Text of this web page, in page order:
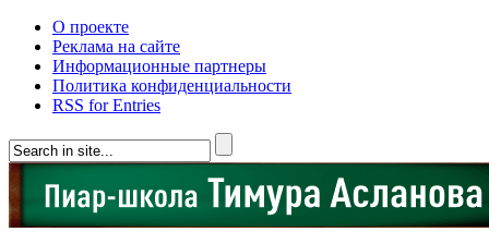
О проекте
Реклама на сайте
Информационные партнеры
Политика конфиденциальности
RSS for Entries